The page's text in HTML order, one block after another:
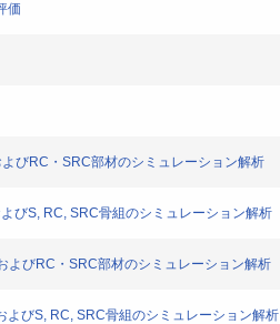
価
びRC・SRC部材のシミュレーション解析
びS, RC, SRC骨組のシミュレーション解析
よびRC・SRC部材のシミュレーション解析
びS, RC, SRC骨組のシミュレーション解析